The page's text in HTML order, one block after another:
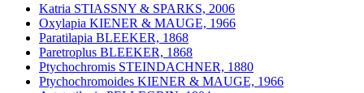
Katria STIASSNY & SPARKS, 2006
Oxylapia KIENER & MAUGE, 1966
Paratilapia BLEEKER, 1868
Paretroplus BLEEKER, 1868
Ptychochromis STEINDACHNER, 1880
Ptychochromoides KIENER & MAUGE, 1966